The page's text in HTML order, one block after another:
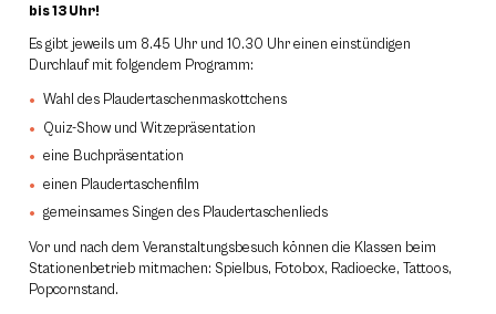
bis 13 Uhr!
Es gibt jeweils um 8.45 Uhr und 10.30 Uhr einen einstündigen
Durchlauf mit folgendem Programm:
Wahl des Plaudertaschenmaskottchens
Quiz-Show und Witzepräsentation
eine Buchpräsentation
einen Plaudertaschenfilm
gemeinsames Singen des Plaudertaschenlieds
Vor und nach dem Veranstaltungsbesuch können die Klassen beim
Stationenbetrieb mitmachen: Spielbus, Fotobox, Radioecke, Tattoos,
Popcornstand.